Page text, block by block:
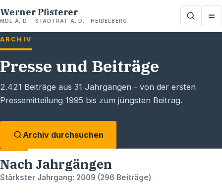
Werner Pfisterer
MDL A. D. · STADTRAT A. D. · HEIDELBERG
ARCHIV
Presse und Beiträge
2.421 Beiträge aus 31 Jahrgängen - von der ersten
Pressemitteilung 1995 bis zum jüngsten Beitrag.
Archiv durchsuchen
Nach Jahrgängen
Stärkster Jahrgang: 2009 (296 Beiträge)